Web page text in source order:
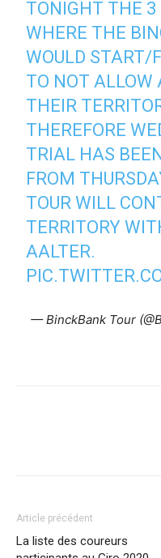
TONIGHT THE 3
WHERE THE
WOULD START/
TO NOT ALLOW
THEIR
THEREFORE
TRIAL HAS
FROM
TOUR WILL
TERRITORY
AALTER.
— BinckBank Tour
Article précédent
La liste des coureurs